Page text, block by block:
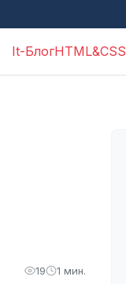
It-БлогHTML&CSS
19 1 мин.